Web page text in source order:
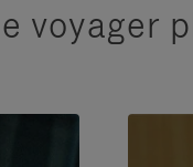
voyager